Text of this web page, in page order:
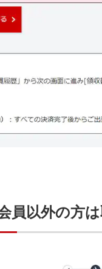
員以外の方